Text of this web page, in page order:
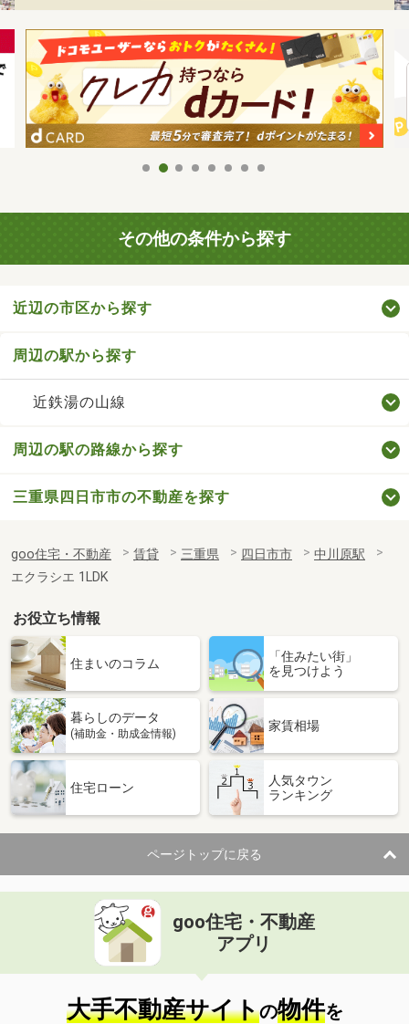
その他の条件から探す
近辺の市区から探す
周辺の駅から探す
近鉄湯の山線
周辺の駅の路線から探す
三重県四日市市の不動産を探す
goo住宅・不動産 賃貸 三重県 四日市市
中川原駅
エクラシエ 1LDK
お役立ち情報
住まいのコラム
「住みたい街」
を見つけよう
暮らしのデータ
(補助金・助成金情報)
家賃相場
住宅ローン
人気タウン
ランキング
ページトップに戻る
goo住宅・不動産
アプリ
大手不動産サイトの物件を